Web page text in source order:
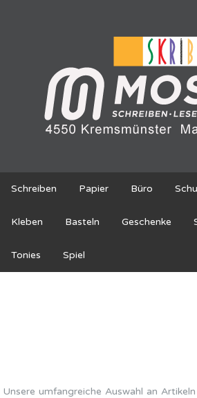
Schreiben Papier Büro
Kleben Basteln Geschenke
Tonies Spiel
Unsere umfangreiche Auswahl an